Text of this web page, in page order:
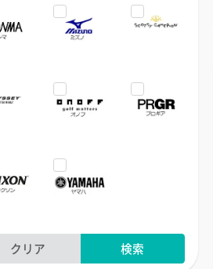
クリア 検索